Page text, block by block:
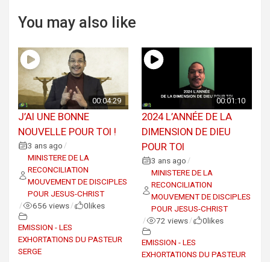
You may also like
00:04:29
J’AI UNE BONNE
NOUVELLE POUR TOI !
3 ans ago /
MINISTERE DE LA
RECONCILIATION
MOUVEMENT DE DISCIPLES
POUR JESUS-CHRIST
/ 656 views / 0likes
EMISSION - LES
EXHORTATIONS DU PASTEUR
SERGE
00:01:10
2024 L’ANNÉE DE LA
DIMENSION DE DIEU
POUR TOI
3 ans ago /
MINISTERE DE LA
RECONCILIATION
MOUVEMENT DE DISCIPLES
POUR JESUS-CHRIST
/ 72 views / 0likes
EMISSION - LES
EXHORTATIONS DU PASTEUR